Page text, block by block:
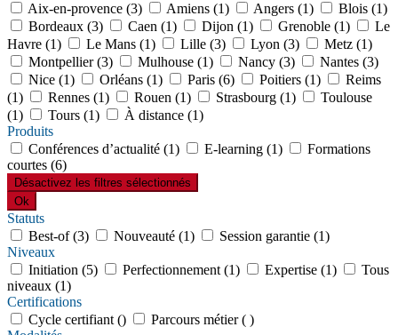
Aix-en-provence (3)
Amiens (1) Angers (1)
Blois (1)
Bordeaux (3)
Caen (1) Dijon (1) Grenoble (1)
Le
Havre (1)
Le Mans (1) Lille (3) Lyon (3)
Metz (1)
Montpellier (3)
Mulhouse (1) Nancy (3)
Nantes (3)
Nice (1)
Orléans (1) Paris (6) Poitiers (1)
Reims
(1)
Rennes (1) Rouen (1) Strasbourg (1)
Toulouse
(1)
Tours (1)
À distance (1)
Produits
Conférences d’actualité (1)
E-learning (1)
Formations
courtes (6)
Désactivez les filtres sélectionnés
Ok
Statuts
Best-of (3)
Nouveauté (1)
Session garantie (1)
Niveaux
Initiation (5)
Perfectionnement (1) Expertise (1)
Tous
niveaux (1)
Certifications
Cycle certifiant ()
Parcours métier ( )